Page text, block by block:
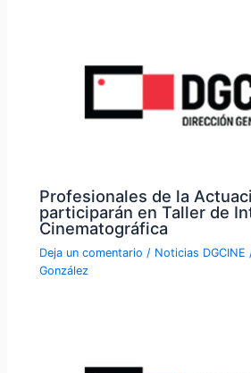
Profesionales de la
participarán en Taller de
Cinematográfica
Deja un comentario / Noticias DGCINE
González